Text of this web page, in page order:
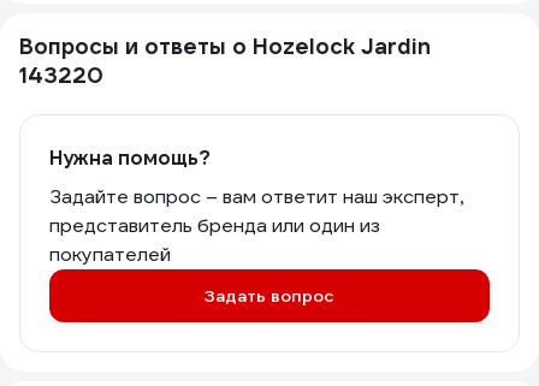
Вопросы и ответы о Hozelock Jardin
143220
Нужна помощь?
Задайте вопрос – вам ответит наш эксперт,
представитель бренда или один из
покупателей
Задать вопрос